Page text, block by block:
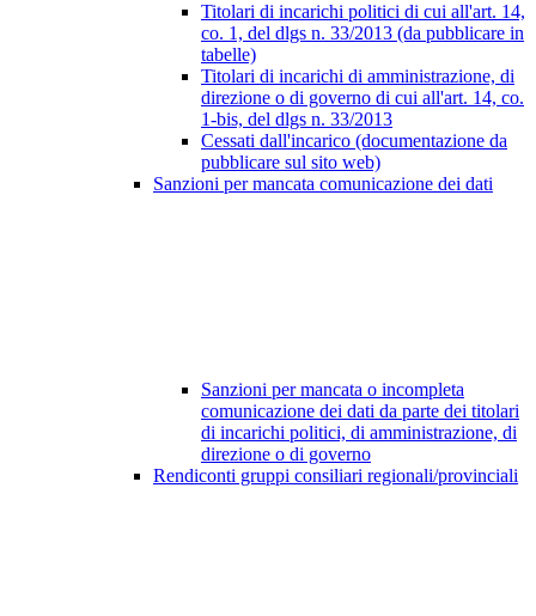
Titolari di incarichi politici di cui all'art. 14,
co. 1, del dlgs n. 33/2013 (da pubblicare in
tabelle)
Titolari di incarichi di amministrazione, di
direzione o di governo di cui all'art. 14, co.
1-bis, del dlgs n. 33/2013
Cessati dall'incarico (documentazione da
pubblicare sul sito web)
Sanzioni per mancata comunicazione dei dati
Sanzioni per mancata o incompleta
comunicazione dei dati da parte dei titolari
di incarichi politici, di amministrazione, di
direzione o di governo
Rendiconti gruppi consiliari regionali/provinciali